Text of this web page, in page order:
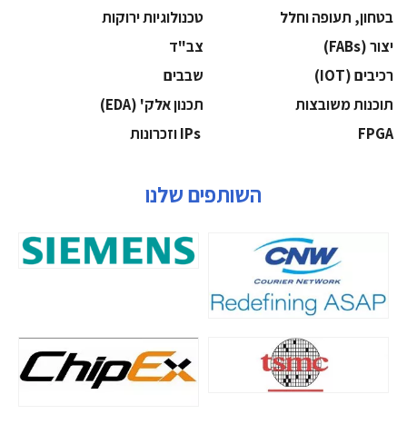
בטחון, תעופה וחלל
‫טכנולוגיות ירוקות‬
‫יצור (‪(FABs‬‬
‫צב"ד‬
‫רכיבים‬ (IOT)
‫שבבים‬
‫תוכנות משובצות‬
‫תכנון אלק' (‪(EDA‬‬
‫‪FPGA‬‬
השותפים שלנו